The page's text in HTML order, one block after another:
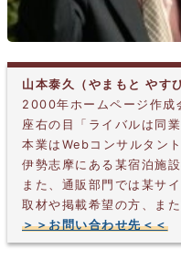
山本泰久（やまもと やす
2000年ホームページ作成
座右の目「ライバルは同
本業はWebコンサルタン
伊勢志摩にある某宿泊施
また、通販部門では某サ
取材や掲載希望の方、ま
＞＞お問い合わせ先＜＜